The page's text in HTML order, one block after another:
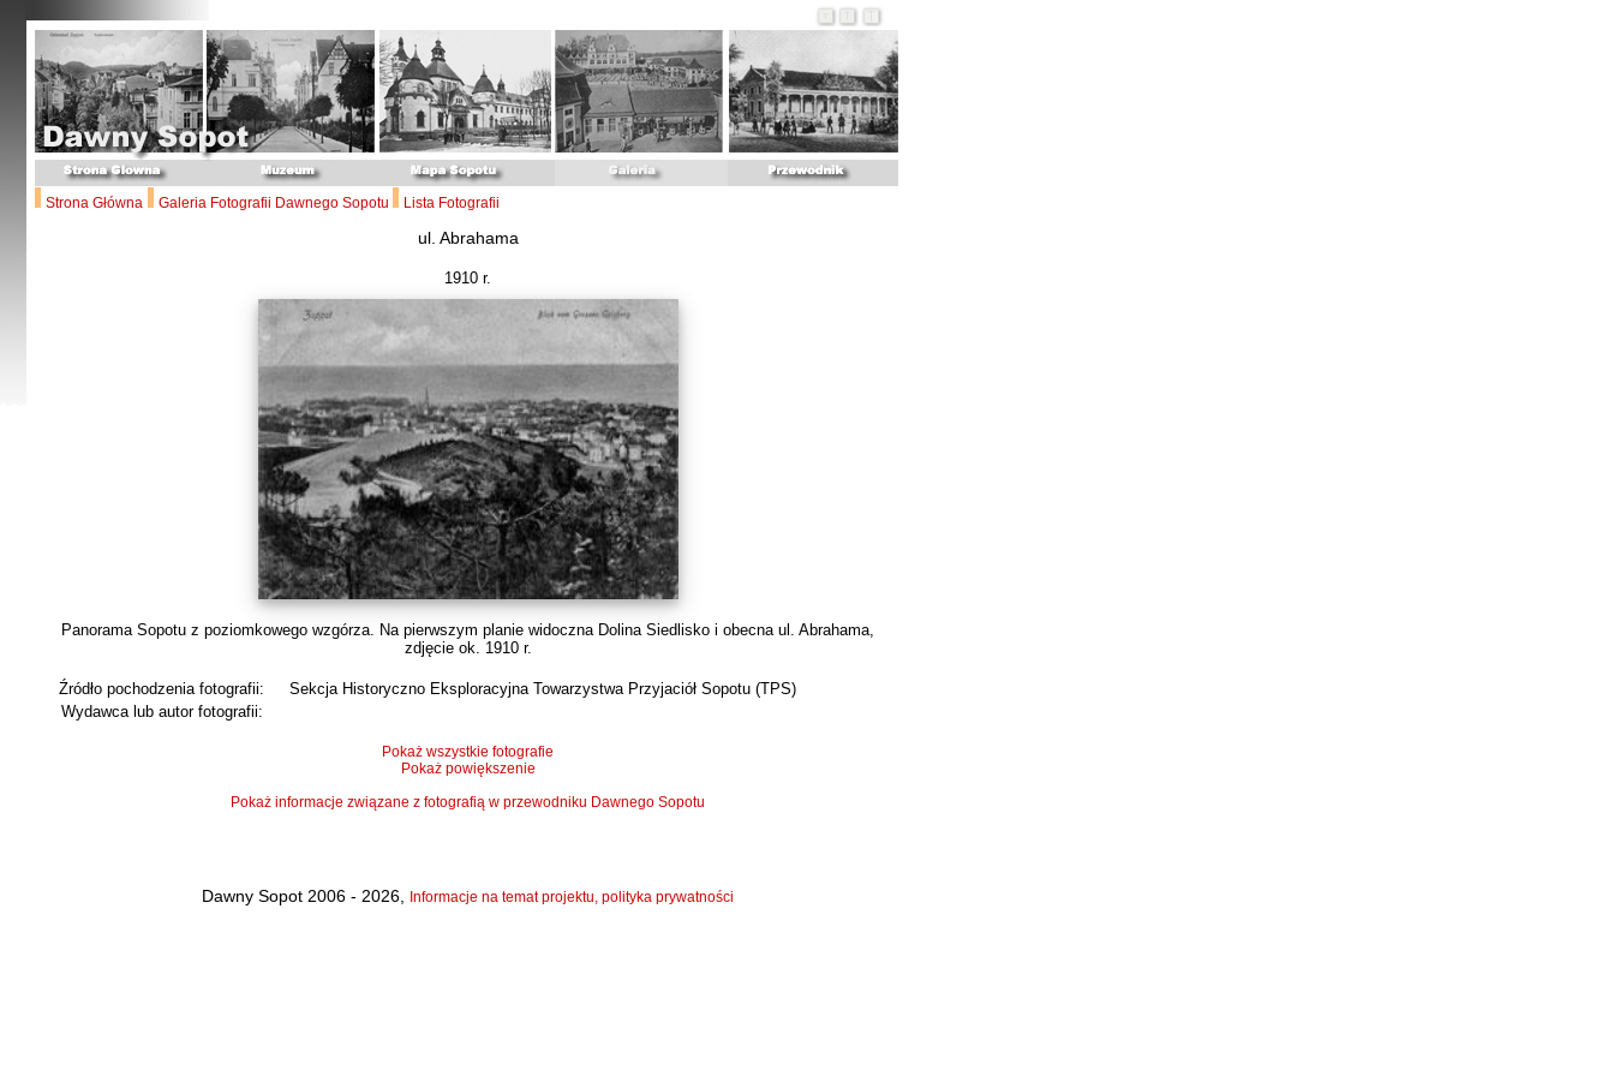
Strona Główna Galeria Fotografii Dawnego Sopotu Lista Fotografii
ul. Abrahama
1910 r.
Panorama Sopotu z poziomkowego wzgórza. Na pierwszym planie widoczna Dolina Siedlisko i obecna ul. Abrahama,
zdjęcie ok. 1910 r.
Źródło pochodzenia fotografii:
Sekcja Historyczno Eksploracyjna Towarzystwa Przyjaciół Sopotu (TPS)
Wydawca lub autor fotografii:
Pokaż wszystkie fotografie
Pokaż powiększenie
Pokaż informacje związane z fotografią w przewodniku Dawnego Sopotu
Dawny Sopot 2006 - 2026, Informacje na temat projektu, polityka prywatności